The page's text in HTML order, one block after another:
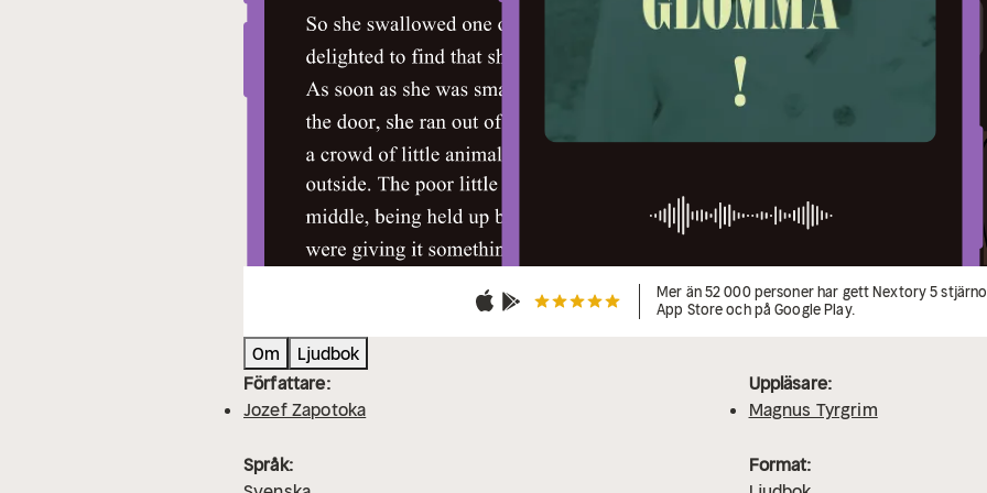
Mer än 52 000 personer har gett Nextory 5
App Store och på Google Play.
Om
Ljudbok
Författare:
Jozef Zapotoka
Uppläsare:
Magnus Tyrgrim
Språk:
Format: